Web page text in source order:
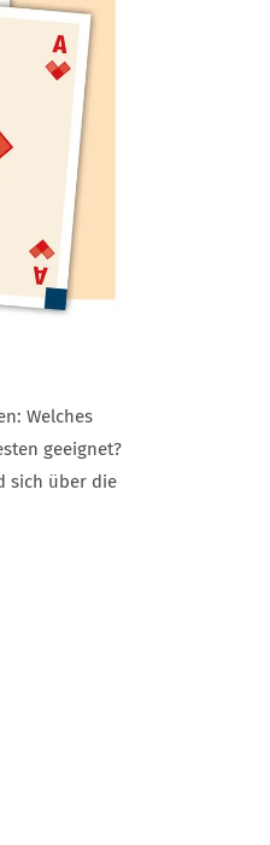
Welches
geeignet?
sich über die